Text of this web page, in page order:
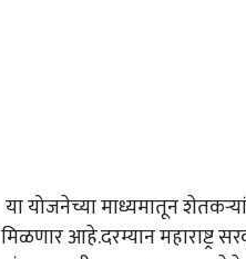
या योजनेच्या माध्यमातून
मिळणार आहे.दरम्यान